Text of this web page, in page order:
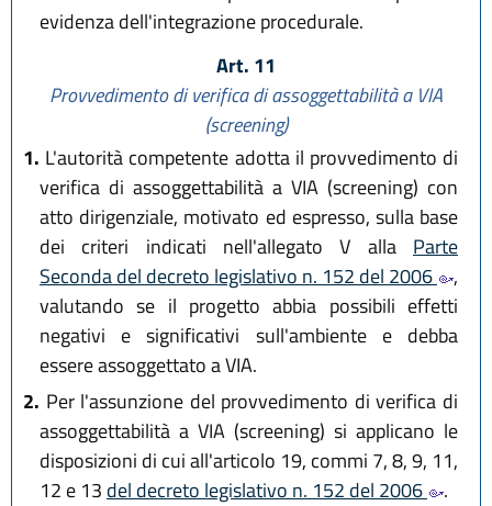
evidenza dell'integrazione procedurale.
Art. 11
Provvedimento di verifica di assoggettabilità a VIA
(screening)
1. L'autorità competente adotta il provvedimento di
verifica di assoggettabilità a VIA (screening) con
atto dirigenziale, motivato ed espresso, sulla base
dei criteri indicati nell'allegato V alla Parte
Seconda del decreto legislativo n. 152 del 2006
,
valutando se il progetto abbia possibili effetti
negativi e significativi sull'ambiente e debba
essere assoggettato a VIA.
2. Per l'assunzione del provvedimento di verifica di
assoggettabilità a VIA (screening) si applicano le
disposizioni di cui all'articolo 19, commi 7, 8, 9, 11,
12 e 13 del decreto legislativo n. 152 del 2006
.